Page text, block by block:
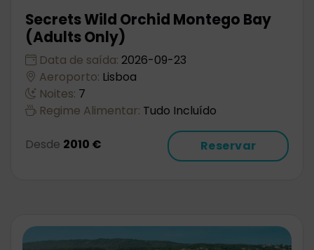
Secrets Wild Orchid Montego Bay
(Adults Only)
Data de saída: 2026-09-23
Aeroporto: Lisboa
Noites: 7
Regime Alimentar: Tudo Incluído
Desde 2010 € Reservar